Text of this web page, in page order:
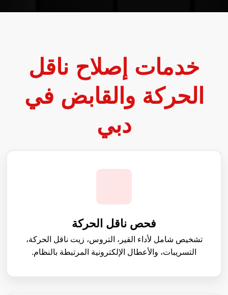
خدمات إصلاح ناقل
الحركة والقابض في
دبي
فحص ناقل الحركة
تشخيص شامل لأداء القير، التروس، زيت ناقل الحركة،
التسريبات، والأعطال الإلكترونية المرتبطة بالنظام.